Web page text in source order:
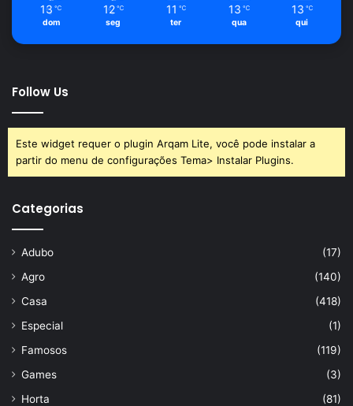
13 ℃
dom
12 ℃
seg
11 ℃
ter
13 ℃
qua
13 ℃
qui
Follow Us
Este widget requer o plugin Arqam Lite, você pode instalar a
partir do menu de configurações Tema> Instalar Plugins.
Categorias
Adubo
(17)
Agro
(140)
Casa
(418)
Especial
(1)
Famosos
(119)
Games
(3)
Horta
(81)